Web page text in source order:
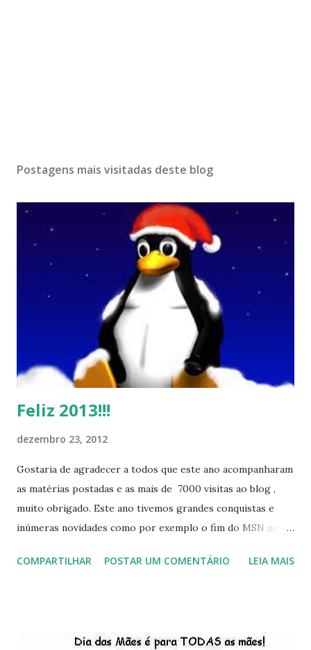
Postagens mais visitadas deste blog
Feliz 2013!!!
dezembro 23, 2012
Gostaria de agradecer a todos que este ano acompanharam
as matérias postadas e as mais de 7000 visitas ao blog ,
muito obrigado. Este ano tivemos grandes conquistas e
inúmeras novidades como por exemplo o fim do MSN no
do Kaiana que será lançada em 2013, distro nacional , a
do LibreOffice , o IX Latinoware, a Microsoft boicotando o
COMPARTILHAR POSTAR UM COMENTÁRIO LEIA MAIS